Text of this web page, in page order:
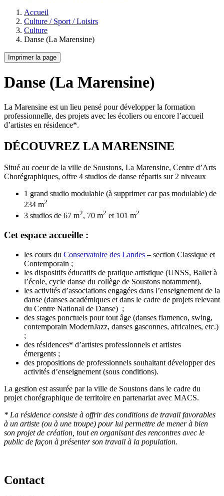
Accueil
Culture / Sport / Loisirs
Culture
Danse (La Marensine)
Imprimer la page
Danse (La Marensine)
La Marensine est un lieu pensé pour développer la formation
professionnelle, des projets avec les écoliers ou encore l’accueil
d’artistes en résidence*.
DÉCOUVREZ LA MARENSINE
Situé au coeur de la ville de Soustons, La Marensine, Centre d’Arts
Chorégraphiques, offre 4 studios de danse répartis sur 2 niveaux
1 grand studio modulable (à supprimer car pas modulable) de
234 m2
3 studios de 67 m2, 70 m2 et 101 m2
Cet espace accueille :
les cours du Conservatoire des Landes – section Classique et
Contemporain ;
les dispositifs éducatifs de pratique artistique (UNSS, Ballet à
l’école, cycle danse du collège de Soustons notamment).
les activités d’associations engagées dans l’enseignement de la
danse (danses académiques et dans le cadre de projets relevant
du Centre National de Danse) ;
des stages ponctuels pour tout âge (danses flamenco, swing,
contemporain ModernJazz, danses gasconnes, africaines, etc.)
;
des résidences* d’artistes professionnels et artistes
émergents ;
des propositions de professionnels souhaitant développer des
activités d’enseignement (sous conditions).
La gestion est assurée par la ville de Soustons dans le cadre du
projet chorégraphique de territoire en partenariat avec MACS.
* La résidence consiste à offrir des conditions de travail favorables
à un artiste (ou à une troupe) pour lui permettre de mener à bien
son projet de création, tout en organisant des rencontres avec le
public de façon à présenter son travail à la population.
Contact